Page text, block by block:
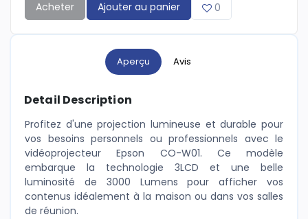
Acheter Ajouter au panier 0
Aperçu Avis
Detail Description
Profitez d'une projection lumineuse et durable pour
vos besoins personnels ou professionnels avec le
vidéoprojecteur Epson CO-W01. Ce modèle
embarque la technologie 3LCD et une belle
luminosité de 3000 Lumens pour afficher vos
contenus idéalement à la maison ou dans vos salles
de réunion.